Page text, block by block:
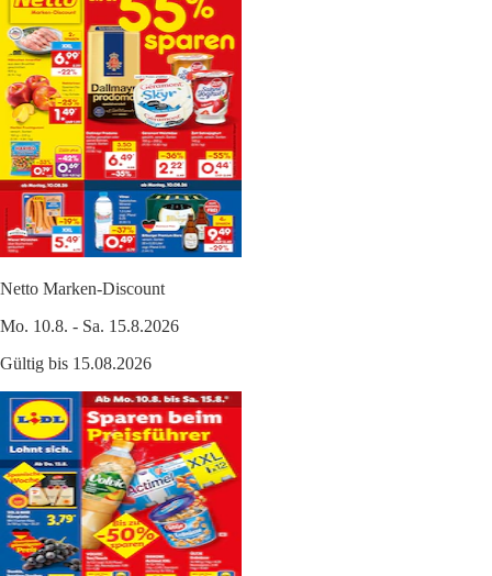
Netto Marken-Discount
Mo. 10.8. - Sa. 15.8.2026
Gültig bis 15.08.2026